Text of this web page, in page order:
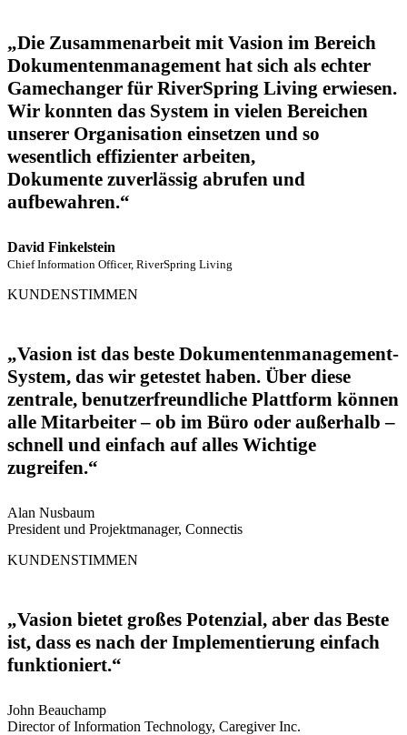
„Die Zusammenarbeit mit Vasion im Bereich
Dokumentenmanagement hat sich als echter
Gamechanger für RiverSpring Living erwiesen.
Wir konnten das System in vielen Bereichen
unserer Organisation einsetzen und so
wesentlich effizienter arbeiten,
Dokumente zuverlässig abrufen und
aufbewahren.“
David Finkelstein
Chief Information Officer, RiverSpring Living
KUNDENSTIMMEN
„Vasion ist das beste Dokumentenmanagement-
System, das wir getestet haben. Über diese
zentrale, benutzerfreundliche Plattform können
alle Mitarbeiter – ob im Büro oder außerhalb –
schnell und einfach auf alles Wichtige
zugreifen.“
Alan Nusbaum
President und Projektmanager, Connectis
KUNDENSTIMMEN
„Vasion bietet großes Potenzial, aber das Beste
ist, dass es nach der Implementierung einfach
funktioniert.“
John Beauchamp
Director of Information Technology, Caregiver Inc.